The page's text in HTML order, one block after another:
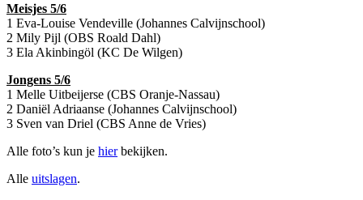
Meisjes 5/6
1 Eva-Louise Vendeville (Johannes Calvijnschool)
2 Mily Pijl (OBS Roald Dahl)
3 Ela Akinbingöl (KC De Wilgen)
Jongens 5/6
1 Melle Uitbeijerse (CBS Oranje-Nassau)
2 Daniël Adriaanse (Johannes Calvijnschool)
3 Sven van Driel (CBS Anne de Vries)
Alle foto’s kun je hierbekijken.
Alle uitslagen.